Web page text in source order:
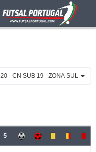
- CN SUB 19 - ZONA SUL
5